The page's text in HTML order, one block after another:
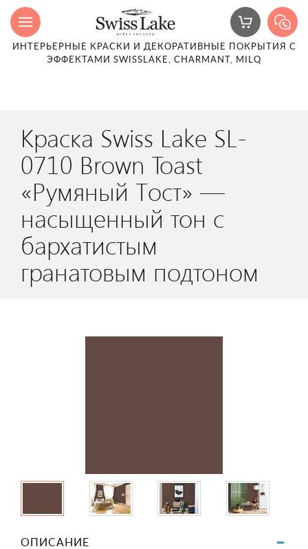
ИНТЕРЬЕРНЫЕ КРАСКИ И ДЕКОРАТИВНЫЕ ПОКРЫТИЯ С
ЭФФЕКТАМИ SWISSLAKE, CHARMANT, MILQ
Краска Swiss Lake SL-
0710 Brown Toast
«Румяный Тост» —
насыщенный тон с
бархатистым
гранатовым подтоном
ОПИСАНИЕ